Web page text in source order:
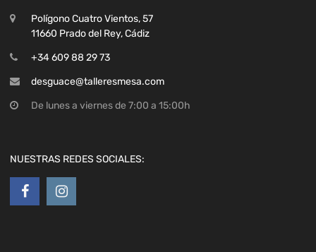
Polígono Cuatro Vientos, 57
11660 Prado del Rey, Cádiz
+34 609 88 29 73
desguace@talleresmesa.com
De lunes a viernes de 7:00 a 15:00h
NUESTRAS REDES SOCIALES: